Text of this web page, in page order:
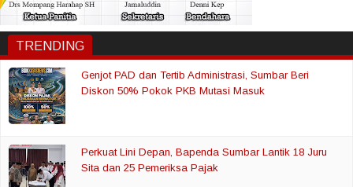
TRENDING
Genjot PAD dan Tertib Administrasi, Sumbar Beri
Diskon 50% Pokok PKB Mutasi Masuk
Perkuat Lini Depan, Bapenda Sumbar Lantik 18 Juru
Sita dan 25 Pemeriksa Pajak